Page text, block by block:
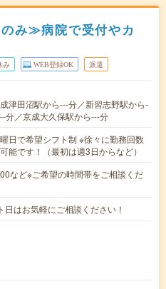
み≫病院で受付やカ
み WEB登録OK 派遣
津田沼駅から---分／新習志野駅から-
分／京成大久保駅から---分
日で希望シフト制 ※徐々に勤務回数
能です！（最初は週3日からなど）
など※ご希望の時間帯をご相談くだ
はお気軽にご相談ください！